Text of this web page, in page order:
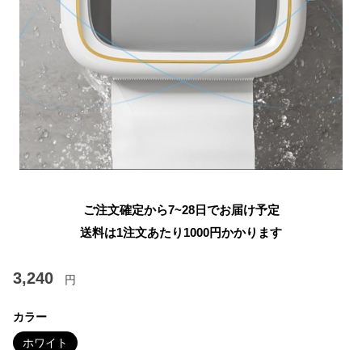
ご注文確定から7~28日でお届け予定
送料は1注文あたり 1000円かかります
3,240 円
カラー
ホワイト